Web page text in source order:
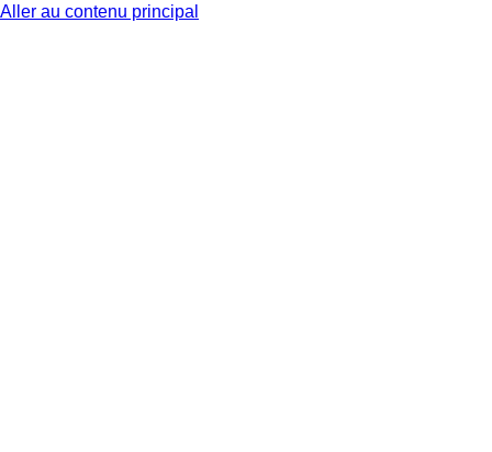
Aller au contenu principal